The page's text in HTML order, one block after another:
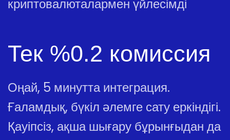
криптовалюталармен үйлесімді
Тек %0.2 комиссия
Оңай, 5 минутта интеграция.
Ғаламдық, бүкіл әлемге сату еркіндігі.
Қауіпсіз, ақша шығару бұрынғыдан да